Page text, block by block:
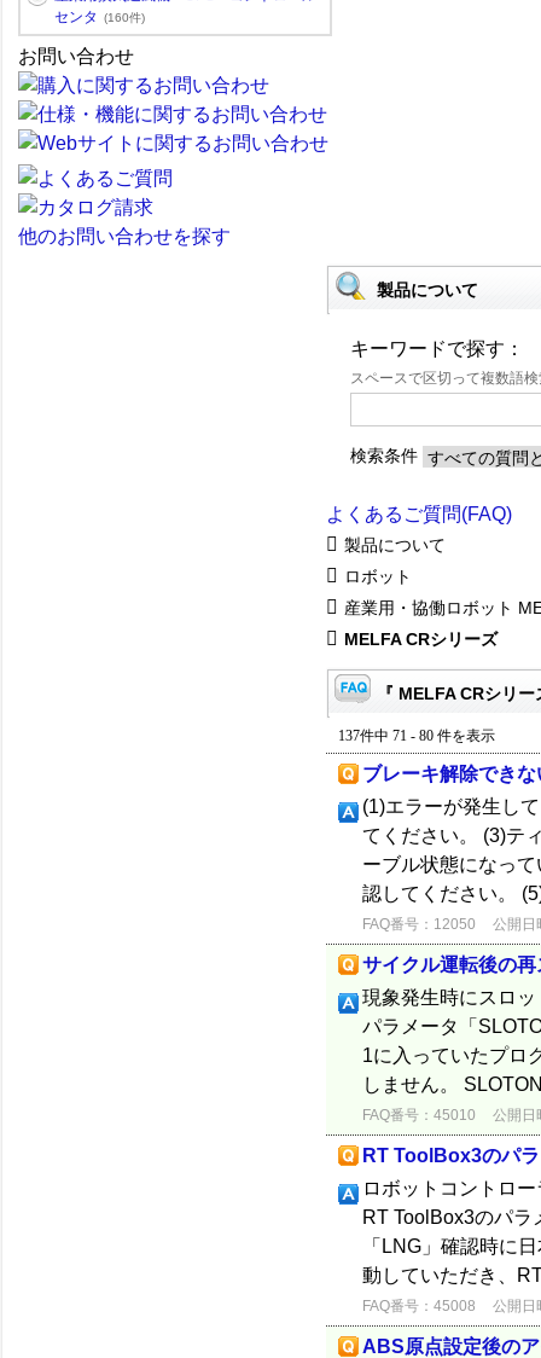
センタ
(160件)
お問い合わせ
他のお問い合わせを探す
製品について
キーワードで探す：
スペースで区切って複数語
検索条件
よくあるご質問(FAQ)
製品について
ロボット
産業用・協働ロボット
MELFA CRシリーズ
『 MELFA CRシリ
137件中 71 - 80 件を表示
ブレーキ解除できな
(1)エラーが発生し
てください。 (3)テ
ーブル状態になっ
認してください。
FAQ番号：12050 公開日
サイクル運転後の再
現象発生時にスロ
パラメータ「
1に入っていたプロ
しません。
FAQ番号：45010 公開日
RT ToolBox3のパ
ロボットコントロ
RT ToolBox3のパ
「LNG」確認時に
動していただき、
FAQ番号：45008 公開日
ABS原点設定後の